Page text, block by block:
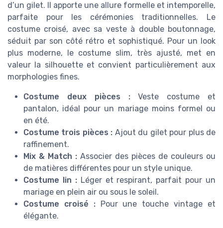
d’un gilet. Il apporte une allure formelle et intemporelle,
parfaite pour les cérémonies traditionnelles. Le
costume croisé, avec sa veste à double boutonnage,
séduit par son côté rétro et sophistiqué. Pour un look
plus moderne, le costume slim, très ajusté, met en
valeur la silhouette et convient particulièrement aux
morphologies fines.
Costume deux pièces :Veste costume et
pantalon, idéal pour un mariage moins formel ou
en été.
Costume trois pièces : Ajout du gilet pour plus de
raffinement.
Mix & Match : Associer des pièces de couleurs ou
de matières différentes pour un style unique.
Costume lin :Léger et respirant, parfait pour un
mariage en plein air ou sous le soleil.
Costume croisé :Pour une touche vintage et
élégante.